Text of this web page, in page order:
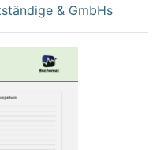
& GmbHs